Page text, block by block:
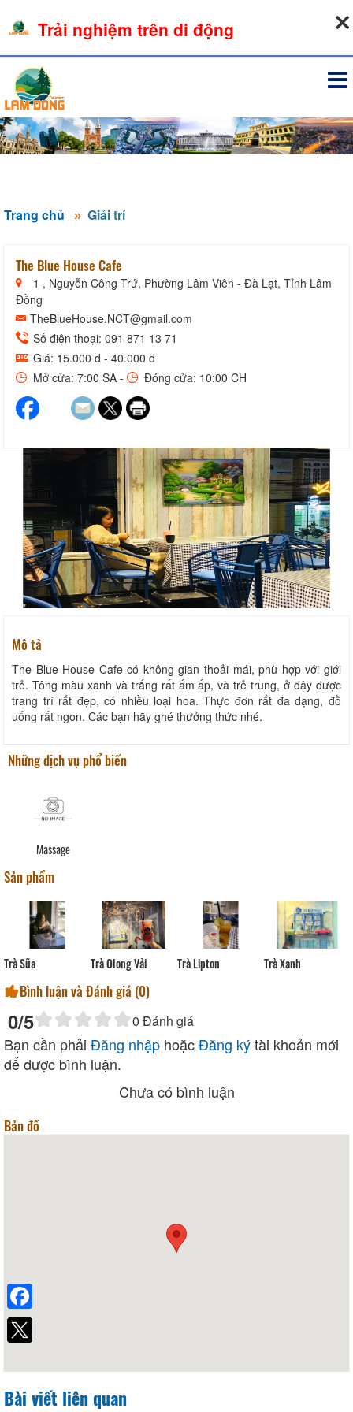
Trang chủ Giải trí
The Blue House Cafe
1 , Nguyễn Công Trứ, Phường Lâm Viên - Đà Lạt, Tỉnh Lâm
Đồng
TheBlueHouse.NCT@gmail.com
Số điện thoại: 091 871 13 71
Giá: 15.000 đ - 40.000 đ
Mở cửa: 7:00 SA -
Đóng cửa: 10:00 CH
Mô tả
The Blue House Cafe có không gian thoải mái, phù hợp với giới
trẻ. Tông màu xanh và trắng rất ấm ấp, và trẻ trung, ở đây được
trang trí rất đẹp, có nhiều loại hoa. Thực đơn rất đa dạng, đồ
uống rất ngon. Các bạn hãy ghé thưởng thức nhé.
Những dịch vụ phổ biến
Massage
Sản phẩm
Trà Sữa Trà Olong Vải Trà Lipton Trà Xanh
Bình luận và Đánh giá (0)
0/5 0 Đánh giá
Bạn cần phải Đăng nhập hoặcĐăng kýtài khoản mới
để được bình luận.
Chưa có bình luận
Bản đồ
Bài viết liên quan
Trải nghiệm trên di động
Facebook